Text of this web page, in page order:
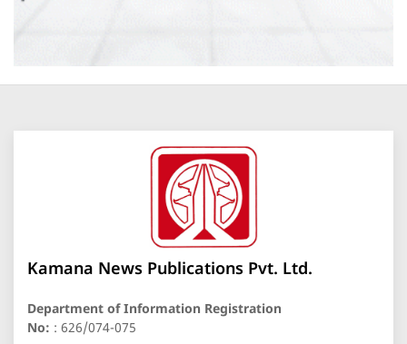
Kamana News Publications Pvt. Ltd.
Department of Information Registration
No: : 626/074-075